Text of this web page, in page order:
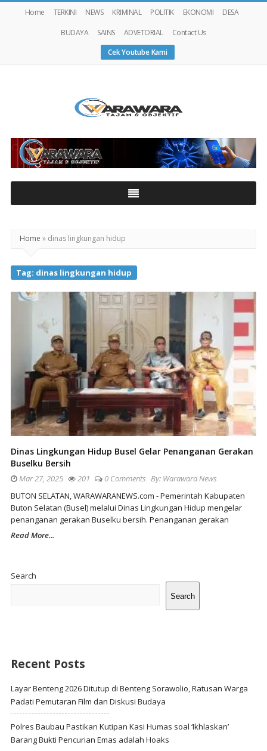
Home TERKINI NEWS KRIMINAL POLITIK EKONOMI
DESA
BUDAYA
SAINS ADVETORIAL
Contact Us
Cek Youtube Kami
Warawaranews
Home » dinas lingkungan hidup
Tag: dinas lingkungan hidup
Dinas Lingkungan Hidup Busel Gelar Penanganan Gerakan
Buselku Bersih
Mar 27, 2025 201 0 Comments By: Warawara News
BUTON SELATAN, WARAWARANEWS.com - Pemerintah Kabupaten
Buton Selatan (Busel) melalui Dinas Lingkungan Hidup mengelar
penanganan gerakan Buselku bersih. Penanganan gerakan
Read More...
Search
Search
Recent Posts
Layar Benteng 2026 Ditutup di Benteng Sorawolio, Ratusan Warga
Padati Pemutaran Film dan Diskusi Budaya
Polres Baubau Pastikan Kutipan Kasi Humas soal ‘Ikhlaskan’
Barang Bukti Pencurian Emas adalah Hoaks